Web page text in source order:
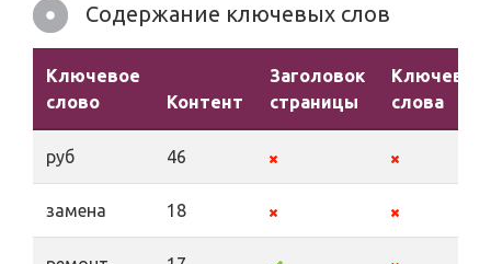
Содержание ключевых слов
Ключевое
слово
Контент
Заголовок
страницы
Ключевые
слова
руб 46
замена 18